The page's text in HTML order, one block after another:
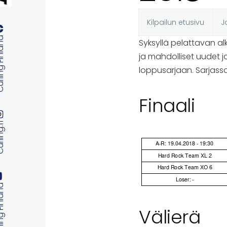
välilehdet
Kilpailun etusivu
Syksyllä pelattavan
ja mahdolliset uudet
loppusarjaan.
Finaali
Välierä